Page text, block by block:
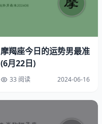
摩羯座今日的运势男最准
(6月22日)
33 阅读 2024-06-16